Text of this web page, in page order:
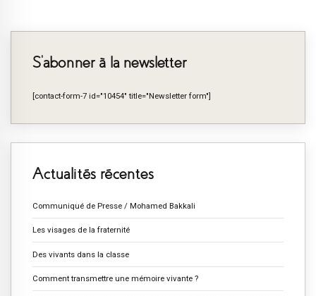
S’abonner à la newsletter
[contact-form-7 id="10454" title="Newsletter form"]
Actualités récentes
Communiqué de Presse / Mohamed Bakkali
Les visages de la fraternité
Des vivants dans la classe
Comment transmettre une mémoire vivante ?